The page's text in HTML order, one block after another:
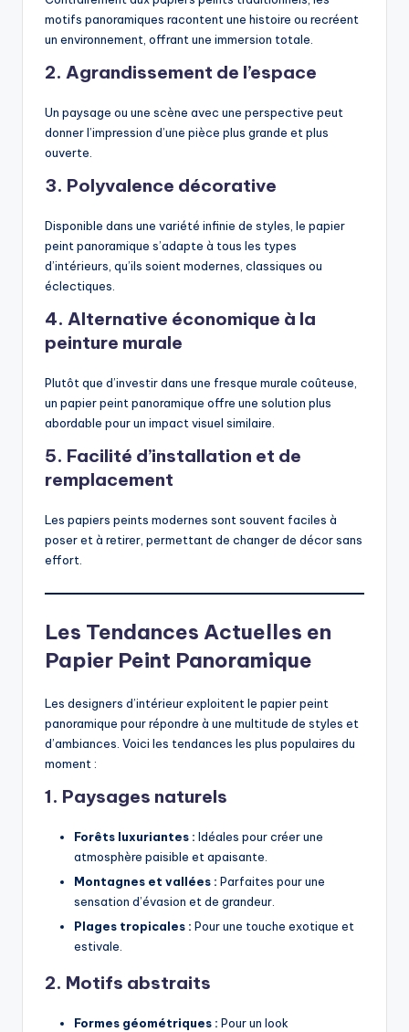
motifs panoramiques racontent une histoire ou recréent
un environnement, offrant une immersion totale.
2. Agrandissement de l’espace
Un paysage ou une scène avec une perspective peut
donner l’impression d’une pièce plus grande et plus
ouverte.
3. Polyvalence décorative
Disponible dans une variété infinie de styles, le papier
peint panoramique s’adapte à tous les types
d’intérieurs, qu’ils soient modernes, classiques ou
éclectiques.
4. Alternative économique à la
peinture murale
Plutôt que d’investir dans une fresque murale coûteuse,
un papier peint panoramique offre une solution plus
abordable pour un impact visuel similaire.
5. Facilité d’installation et de
remplacement
Les papiers peints modernes sont souvent faciles à
poser et à retirer, permettant de changer de décor sans
effort.
Les Tendances Actuelles en
Papier Peint Panoramique
Les designers d’intérieur exploitent le papier peint
panoramique pour répondre à une multitude de styles et
d’ambiances. Voici les tendances les plus populaires du
moment :
1. Paysages naturels
Forêts luxuriantes : Idéales pour créer une
atmosphère paisible et apaisante.
Montagnes et vallées : Parfaites pour une
sensation d’évasion et de grandeur.
Plages tropicales : Pour une touche exotique et
estivale.
2. Motifs abstraits
Formes géométriques : Pour un look